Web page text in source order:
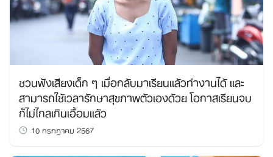
ชวนฟังเสียงเด็ก ๆ เมื่อกลับมาเรียนแล้วทำงานได้ และ
สามารถใช้เวลารักษาสุขภาพตัวเองด้วย โอกาสเรียนจบ
ก็ไม่ไกลเกินเอื้อมแล้ว
10 กรกฎาคม 2567